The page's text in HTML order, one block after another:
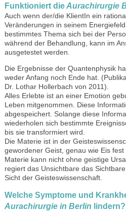
Funktioniert dieAurachirurgie
Auch wenn der/die KlientIn ein
Veränderungen in seinem
bestimmtes Thema sich bei der
während der Behandlung, kann im
ausgetestet werden.
Die Ergebnisse der Quantenphysik
weder Anfang noch Ende hat.
Dr. Lothar Hollerbach von 2011).
Alles Erlebte ist an einer Emotion
Leben mitgenommen. Diese
abgespeichert. Solange diese
wiederholen sich bestimmte
bis sie transformiert wird.
Die Materie ist in der
gewordener Geist, genau wie Eis fest
Materie kann nicht ohne geistige
regiert das Unsichtbare das
Sicht der Geisteswissenschaft.
Welche Symptome und
Aurachirurgie in Berlin lindern?